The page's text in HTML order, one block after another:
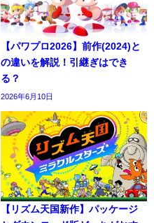
【パワプロ2026】前作(2024)と
の違いを解説！引継ぎはでき
る？
2026年6月10日
【リズム天国新作】パッケージ